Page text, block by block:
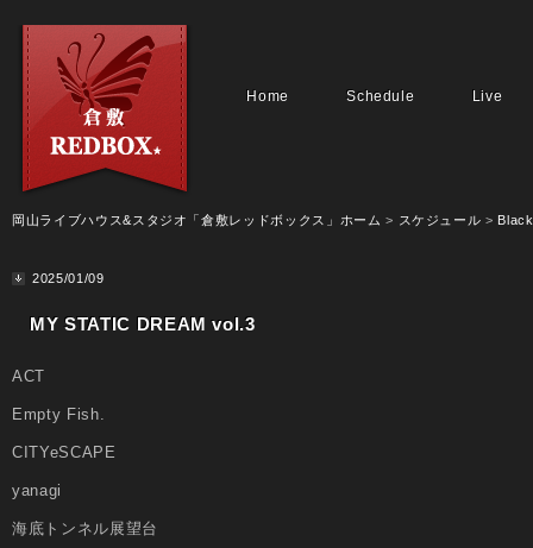
Home Schedule Live
岡山ライブハウス&スタジオ「倉敷レッドボックス」ホーム > スケジュール >
2025/01/09
MY STATIC DREAM vol.3
ACT
Empty Fish.
CITYeSCAPE
yanagi
海底トンネル展望台